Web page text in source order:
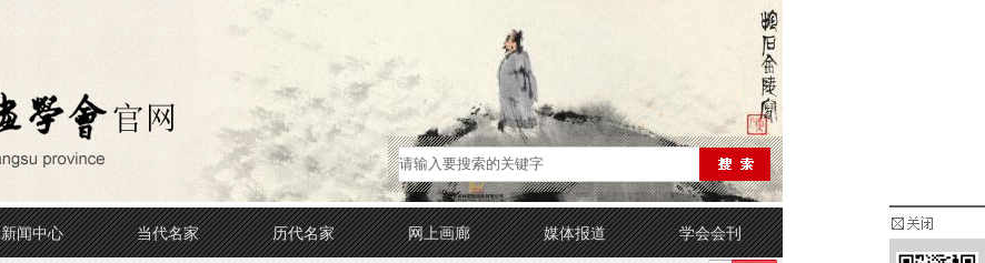
新闻中心 当代名家 历代名家 网上画廊 媒体报道 学会会刊